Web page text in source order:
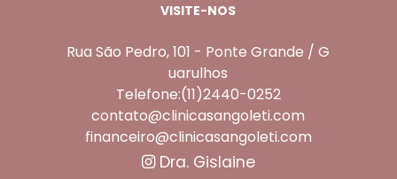
VISITE-NOS
Rua São Pedro, 101 - Ponte Grande / G
uarulhos
Telefone:(11)2440-0252
contato@clinicasangoleti.com
financeiro@clinicasangoleti.com
Dra. Gislaine